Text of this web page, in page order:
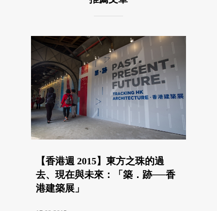
【香港週 2015】東方之珠的過
去、現在與未來：「築．跡──香
港建築展」